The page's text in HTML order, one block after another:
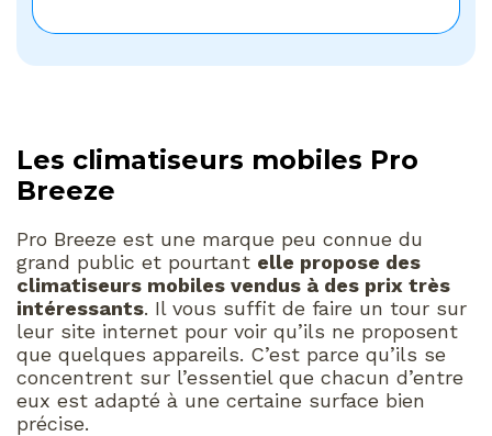
Les climatiseurs mobiles Pro
Breeze
Pro Breeze est une marque peu connue du
grand public et pourtant elle propose des
climatiseurs mobiles vendus à des prix très
intéressants. Il vous suffit de faire un tour sur
leur site internet pour voir qu’ils ne proposent
que quelques appareils. C’est parce qu’ils se
concentrent sur l’essentiel que chacun d’entre
eux est adapté à une certaine surface bien
précise.